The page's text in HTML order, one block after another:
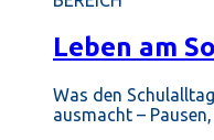
Leben am
Was den
ausmacht –